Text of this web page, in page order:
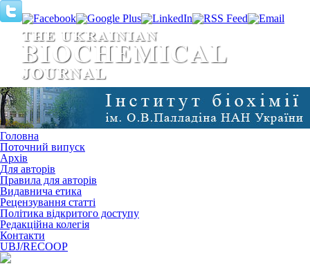
Головна
Поточний випуск
Архів
Для авторів
Правила для авторів
Видавнича етика
Рецензування статті
Політика відкритого доступу
Редакційна колегія
Контакти
UBJ/RECOOP